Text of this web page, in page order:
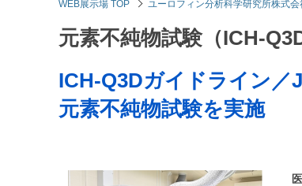
WEB展示場 TOP ユーロフィン分析科学研究所株式会
元素不純物試験（ICH-Q3D
ICH-Q3Dガイドライン／
元素不純物試験を実施